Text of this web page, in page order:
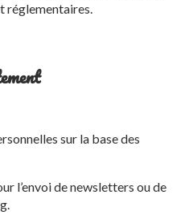
réglementaires.
sur la base des
l’envoi de newsletters ou de